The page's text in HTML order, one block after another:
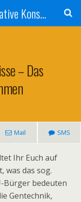
Konsumpf - Forum für kreative Konsumkritik - Culture Jamming, Nachhaltigkeit, Konzernkritik, Adbusting
– Das
Mail SMS
Ihr Euch auf
was das sog.
Bürger bedeuten
Gentechnik,